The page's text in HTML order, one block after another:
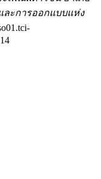
ละการออกแบบแห่ง